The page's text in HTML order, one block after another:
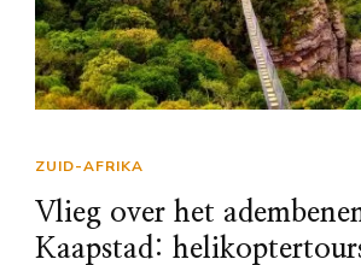
ZUID-AFRIKA
Vlieg over het
Kaapstad: